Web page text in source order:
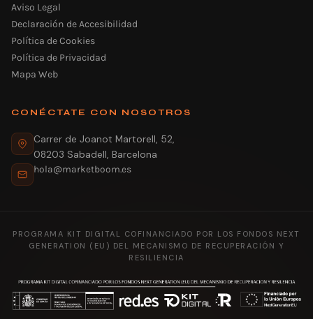
Aviso Legal
Declaración de Accesibilidad
Política de Cookies
Política de Privacidad
Mapa Web
CONÉCTATE CON NOSOTROS
Carrer de Joanot Martorell, 52,
08203 Sabadell, Barcelona
hola@marketboom.es
PROGRAMA KIT DIGITAL COFINANCIADO POR LOS FONDOS NEXT
GENERATION (EU) DEL MECANISMO DE RECUPERACIÓN Y
RESILIENCIA